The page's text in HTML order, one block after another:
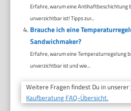
Erfahre, warum eine Antihaftbeschichtung
unverzichtbar ist! Tipps zur...
Brauche ich eine
Sandwichmaker?
Erfahre, warum eine Temperaturregelung
unverzichtbar ist und wie...
Weitere Fragen findest Du in unserer
Kaufberatung FAQ-Übersicht.